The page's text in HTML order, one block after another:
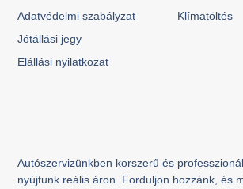
Autószervizünkben korszerű és
nyújtunk reális áron. Forduljon hozzánk, és
Klímatöltés
Adatvédelmi szabályzat
Jótállási jegy
Elállási nyilatkozat